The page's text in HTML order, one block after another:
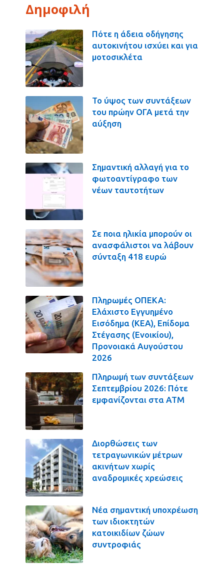
Δημοφιλή
Πότε η άδεια οδήγησης
αυτοκινήτου ισχύει και για
μοτοσικλέτα
Το ύψος των συντάξεων
του πρώην ΟΓΑ μετά την
αύξηση
Σημαντική αλλαγή για το
φωτοαντίγραφο των
νέων ταυτοτήτων
Σε ποια ηλικία μπορούν οι
ανασφάλιστοι να λάβουν
σύνταξη 418 ευρώ
Πληρωμές ΟΠΕΚΑ:
Ελάχιστο Εγγυημένο
Εισόδημα (ΚΕΑ), Επίδομα
Στέγασης (Ενοικίου),
Προνοιακά Αυγούστου
2026
Πληρωμή των συντάξεων
Σεπτεμβρίου 2026: Πότε
εμφανίζονται στα ΑΤΜ
Διορθώσεις των
τετραγωνικών μέτρων
ακινήτων χωρίς
αναδρομικές χρεώσεις
Νέα σημαντική υποχρέωση
των ιδιοκτητών
κατοικιδίων ζώων
συντροφιάς